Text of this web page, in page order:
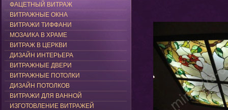
ФАЦЕТНЫЙ ВИТРАЖ
ВИТРАЖНЫЕ ОКНА
ВИТРАЖИ ТИФФАНИ
МОЗАИКА В ХРАМЕ
ВИТРАЖ В ЦЕРКВИ
ДИЗАЙН ИНТЕРЬЕРА
ВИТРАЖНЫЕ ДВЕРИ
ВИТРАЖНЫЕ ПОТОЛКИ
ДИЗАЙН ПОТОЛКОВ
ВИТРАЖИ ДЛЯ ВАННОЙ
ИЗГОТОВЛЕНИЕ ВИТРАЖЕЙ